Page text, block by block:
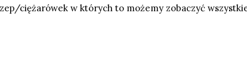
ciężarówek w których to możemy zobaczyć